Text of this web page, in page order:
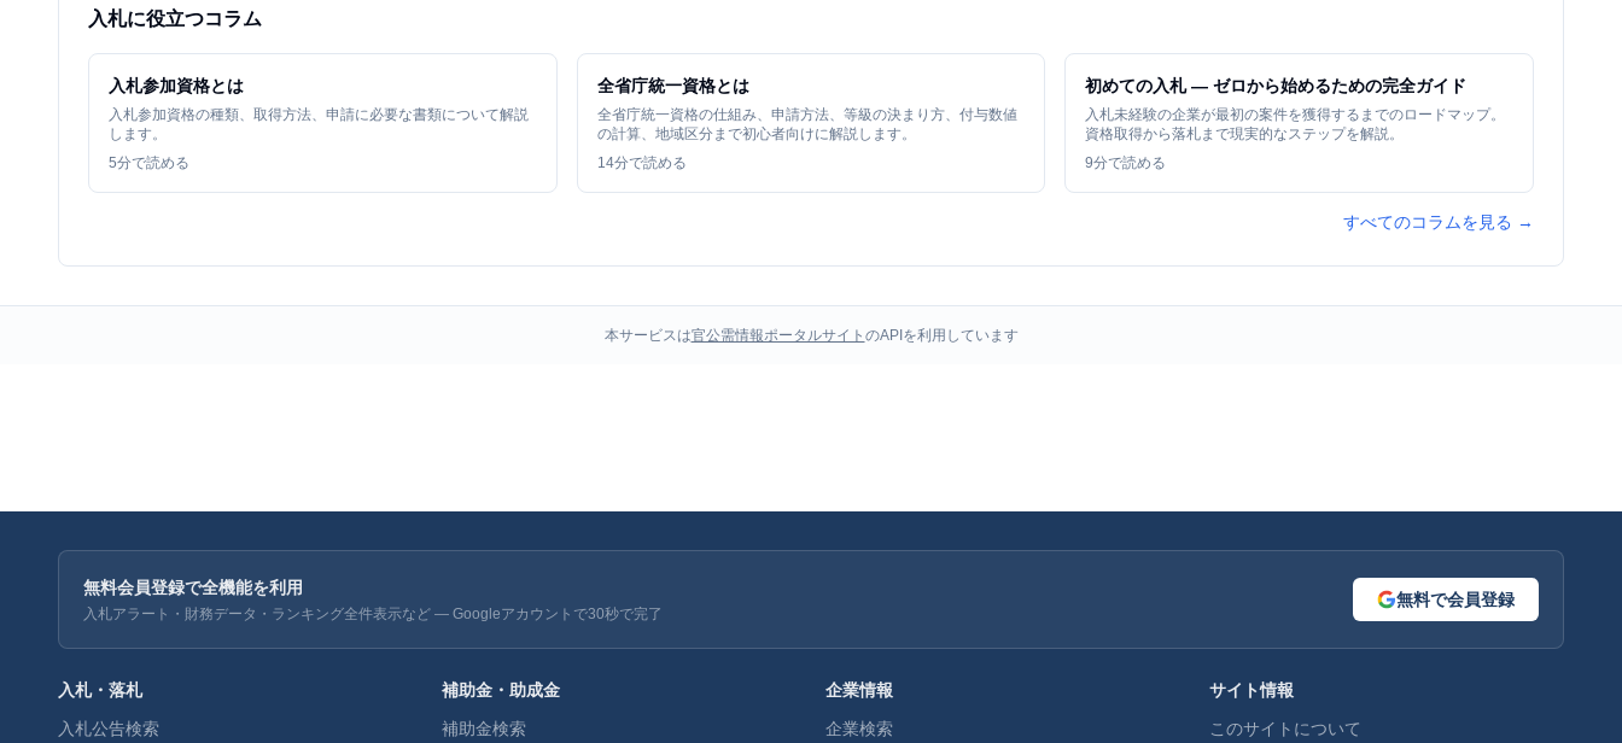
入札に役立つコラム
入札参加資格とは
入札参加資格の種類、取得方法、申請に必要な書類について解説
します。
5分で読める
全省庁統一資格とは
全省庁統一資格の仕組み、申請方法、等級の決まり方、付与数値
の計算、地域区分まで初心者向けに解説します。
14分で読める
初めての入札 — ゼロから始めるための完全ガイド
入札未経験の企業が最初の案件を獲得するまでのロードマップ。
資格取得から落札まで現実的なステップを解説。
9分で読める
すべてのコラムを見る →
本サービスは官公需情報ポータルサイト のAPIを利用しています
無料会員登録で全機能を利用
入札アラート・財務データ・ランキング全件表示など — Googleアカウントで30秒で完了
無料で会員登録
入札・落札
入札公告検索
補助金・助成金
補助金検索
企業情報
企業検索
サイト情報
このサイトについて